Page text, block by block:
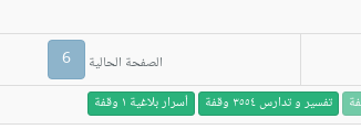
الصفحة الحالية 6
تفسير و تدارس ٣٥٥٤ وقفة أسرار بلاغية ١ وقفة